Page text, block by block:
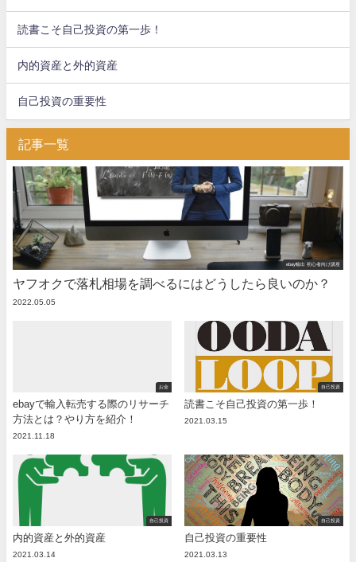
読書こそ自己投資の第一歩！
内的資産と外的資産
自己投資の重要性
記事一覧
ebay輸出 初心者向け講座
ヤフオクで落札相場を調べるにはどうしたら良いのか？
2022.05.05
お金
ebayで輸入転売する際のリサーチ
方法とは？やり方を紹介！
2021.11.18
自己投資
読書こそ自己投資の第一歩！
2021.03.15
自己投資
内的資産と外的資産
2021.03.14
自己投資
自己投資の重要性
2021.03.13